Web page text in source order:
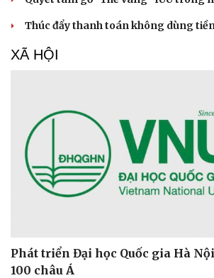
Thúc đẩy thanh toán không dùng
XÃ HỘI
Phát triển Đại học Quốc gia Hà
100 châu Á